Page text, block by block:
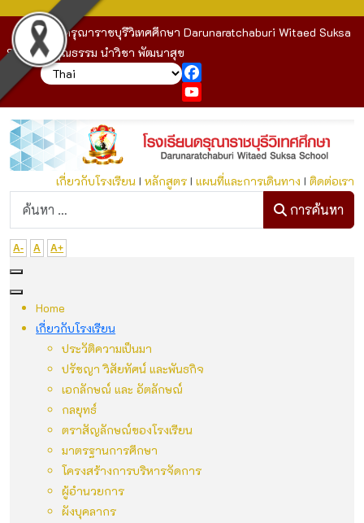
โรงเรียนดรุณาราชบุรีวิเทศศึกษา Darunaratchaburi Witaed Suksa
School : คุณธรรม นำวิชา พัฒนาสุข
YouTube
เกี่ยวกับโรงเรียนI หลักสูตรI แผนที่และการเดินทาง I ติดต่อเรา
ก
การค้นหา
A- A A+
Home
เกี่ยวกับโรงเรียน
ประวัติความเป็นมา
ปรัชญา วิสัยทัศน์ และพันธกิจ
เอกลักษณ์ และ อัตลักษณ์
กลยุทธ์
ตราสัญลักษณ์ของโรงเรียน
มาตรฐานการศึกษา
โครงสร้างการบริหารจัดการ
ผู้อำนวยการ
ผังบุคลากร